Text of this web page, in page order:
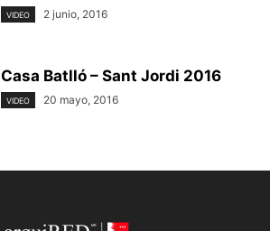
VIDEO 2 junio, 2016
Casa Batlló – Sant Jordi 2016
VIDEO 20 mayo, 2016